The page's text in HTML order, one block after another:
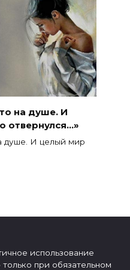
на душе. И
отвернулся…»
душе. И целый мир
использование
при обязательном